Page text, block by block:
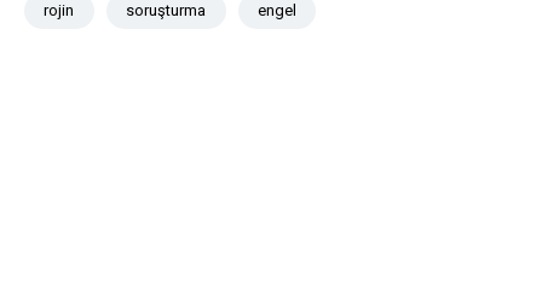
rojin soruşturma engel